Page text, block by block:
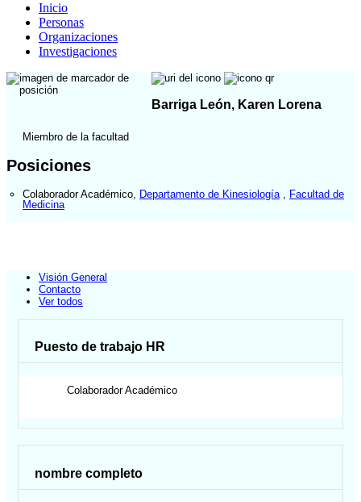
Inicio
Personas
Organizaciones
Investigaciones
Barriga León, Karen Lorena
Miembro de la facultad
Posiciones
Colaborador Académico Departamento de Kinesiología
Facultad de
Medicina
Visión General
Contacto
Ver todos
Puesto de trabajo HR
Colaborador Académico
nombre completo